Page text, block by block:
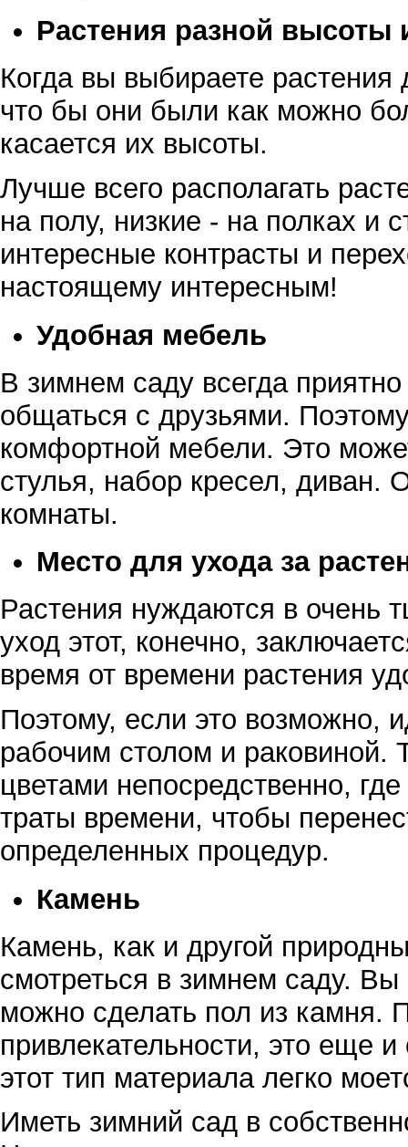
Растения разной
Когда вы выбираете
что бы они были как можно
касается их высоты.
Лучше всего располагать
на полу, низкие - на полках и
интересные контрасты и
настоящему интересным!
Удобная мебель
В зимнем саду всегда
общаться с друзьями.
комфортной мебели. Это
стулья, набор кресел, диван.
комнаты.
Место для ухода за
Растения нуждаются в очень
уход этот, конечно,
время от времени растения
Поэтому, если это возможно,
рабочим столом и раковиной.
цветами непосредственно,
траты времени, чтобы
определенных процедур.
Камень
Камень, как и другой
смотреться в зимнем саду.
можно сделать пол из камня.
привлекательности, это еще
этот тип материала легко
Иметь зимний сад в